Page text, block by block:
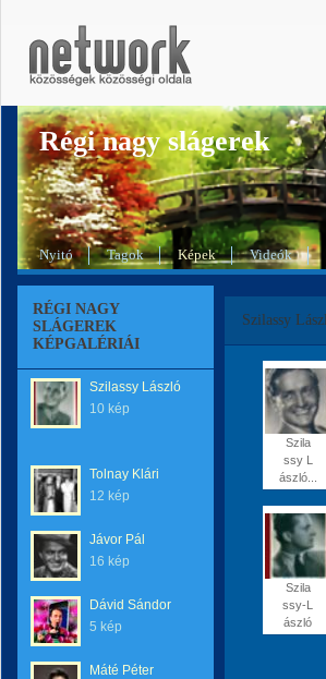
Régi nagy slágerek
Nyitó Tagok Képek Videók
RÉGI NAGY
SLÁGEREK
KÉPGALÉRIÁI
Szilassy László
10 kép
Tolnay Klári
12 kép
Jávor Pál
16 kép
Dávid Sándor
5 kép
Máté Péter
Szilassy
Szila
ssy L
ászló...
Szila
ssy-L
ászló